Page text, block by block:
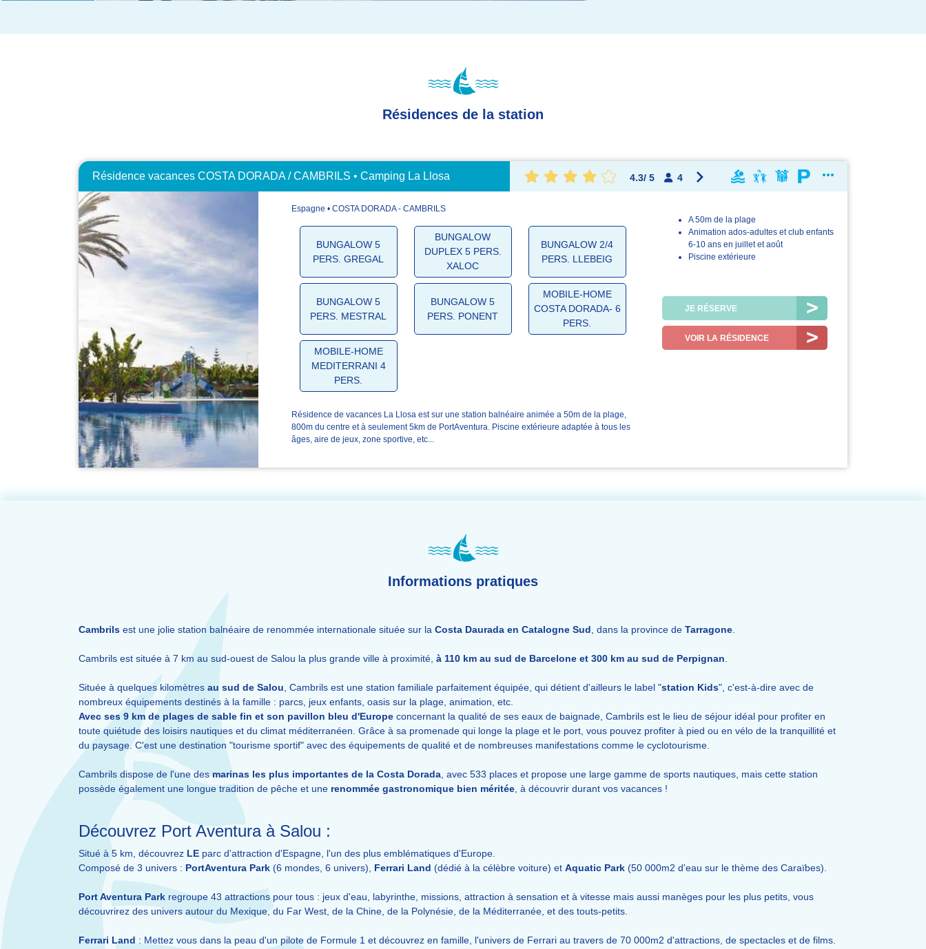
Résidences de la station
Résidence vacances COSTA DORADA / CAMBRILS • Camping La Llosa 4.3/ 5 4
4.3/5
L'accueil
4.5/5 4.5/5 4.5/5
la région
Espagne • COSTA DORADA - CAMBRILS
BUNGALOW 5
PERS. GREGAL
BUNGALOW
DUPLEX 5 PERS.
XALOC
BUNGALOW 2/4
PERS. LLEBEIG
BUNGALOW 5
PERS. MESTRAL
BUNGALOW 5
PERS. PONENT
MOBILE-HOME
COSTA DORADA- 6
PERS.
MOBILE-HOME
MEDITERRANI 4
PERS.
Résidence de vacances La Llosa est sur une station balnéaire animée a 50m de la plage,
800m du centre et à seulement 5km de PortAventura. Piscine extérieure adaptée à tous les
âges, aire de jeux, zone sportive, etc...
A 50m de la plage
Animation ados-adultes et club enfants
6-10 ans en juillet et août
Piscine extérieure
JE RÉSERVE
VOIR LA RÉSIDENCE
Informations pratiques
Cambrils est une jolie station balnéaire de renommée internationale située sur la Costa Daurada en Catalogne Sud, dans la province de Tarragone.
Cambrils est située à 7 km au sud-ouest de Salou la plus grande ville à proximité, à 110 km au sud de Barcelone et 300 km au sud de Perpignan.
Située à quelques kilomètres au sud de Salou, Cambrils est une station familiale parfaitement équipée, qui détient d'ailleurs le label "station Kids", c'est-à-dire avec de
nombreux équipements destinés à la famille : parcs, jeux enfants, oasis sur la plage, animation, etc.
Avec ses 9 km de plages de sable fin et son pavillon bleu d'Europe concernant la qualité de ses eaux de baignade, Cambrils est le lieu de séjour idéal pour profiter en
toute quiétude des loisirs nautiques et du climat méditerranéen. Grâce à sa promenade qui longe la plage et le port, vous pouvez profiter à pied ou en vélo de la tranquillité et
du paysage. C'est une destination "tourisme sportif" avec des équipements de qualité et de nombreuses manifestations comme le cyclotourisme.
Cambrils dispose de l'une desmarinas les plus importantes de la Costa Dorada, avec 533 places et propose une large gamme de sports nautiques, mais cette station
possède également une longue tradition de pêche et une renommée gastronomique bien méritée, à découvrir durant vos vacances !
Découvrez Port Aventura à Salou :
Situé à 5 km, découvrez LE parc d'attraction d'Espagne, l'un des plus emblématiques d'Europe.
Composé de 3 univers : PortAventura Park (6 mondes, 6 univers), Ferrari Land (dédié à la célèbre voiture) et Aquatic Park (50 000m2 d'eau sur le thème des Caraïbes).
Port Aventura Park regroupe 43 attractions pour tous : jeux d'eau, labyrinthe, missions, attraction à sensation et à vitesse mais aussi manèges pour les plus petits, vous
découvrirez des univers autour du Mexique, du Far West, de la Chine, de la Polynésie, de la Méditerranée, et des touts-petits.
Ferrari Land : Mettez vous dans la peau d'un pilote de Formule 1 et découvrez en famille, l'univers de Ferrari au travers de 70 000m2 d'attractions, de spectacles et de films.